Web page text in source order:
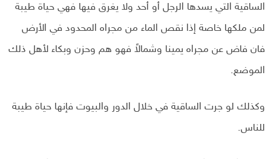
الساقية التي يسدها الرجل أو أحد ولا يغرق فيها فهي حياة طيبة
لمن ملكها خاصة إذا نقص الماء من مجراه المحدود في الأرض
فان فاض عن مجراه يمينا وشمالاً فهو هم وحزن وبكاء لأهل ذلك
الموضع.
وكذلك لو جرت الساقية في خلال الدور والبيوت فإنها حياة طيبة
للناس.